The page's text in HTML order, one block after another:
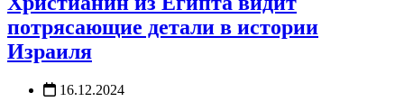
потрясающие детали в истории
Израиля
16.12.2024